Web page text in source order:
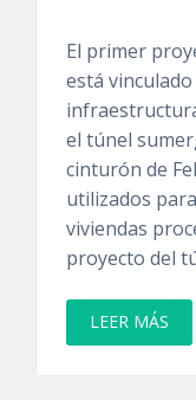
El primer
está
el túnel
cinturón de
utilizados
viviendas
proyecto del
LEER MÁS